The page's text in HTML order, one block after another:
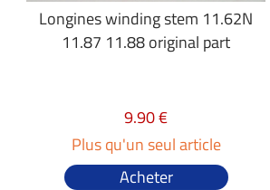
Longines winding stem 11.62N
11.87 11.88 original part
9.90 €
Plus qu'un seul article
Acheter